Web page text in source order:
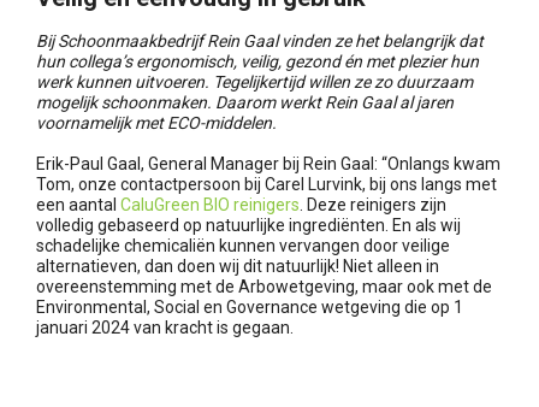
Bij Schoonmaakbedrijf Rein Gaal vinden ze het belangrijk dat
hun collega’s ergonomisch, veilig, gezond én met plezier hun
werk kunnen uitvoeren. Tegelijkertijd willen ze zo duurzaam
mogelijk schoonmaken. Daarom werkt Rein Gaal al jaren
voornamelijk met ECO-middelen.
Erik-Paul Gaal, General Manager bij Rein Gaal: “Onlangs kwam
Tom, onze contactpersoon bij Carel Lurvink, bij ons langs met
een aantal CaluGreen BIO reinigers. Deze reinigers zijn
volledig gebaseerd op natuurlijke ingrediënten. En als wij
schadelijke chemicaliën kunnen vervangen door veilige
alternatieven, dan doen wij dit natuurlijk! Niet alleen in
overeenstemming met de Arbowetgeving, maar ook met de
Environmental, Social en Governance wetgeving die op 1
januari 2024 van kracht is gegaan.